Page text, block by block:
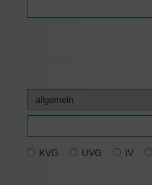
KVG UVG IV